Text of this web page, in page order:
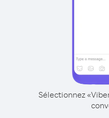
Sélectionnez